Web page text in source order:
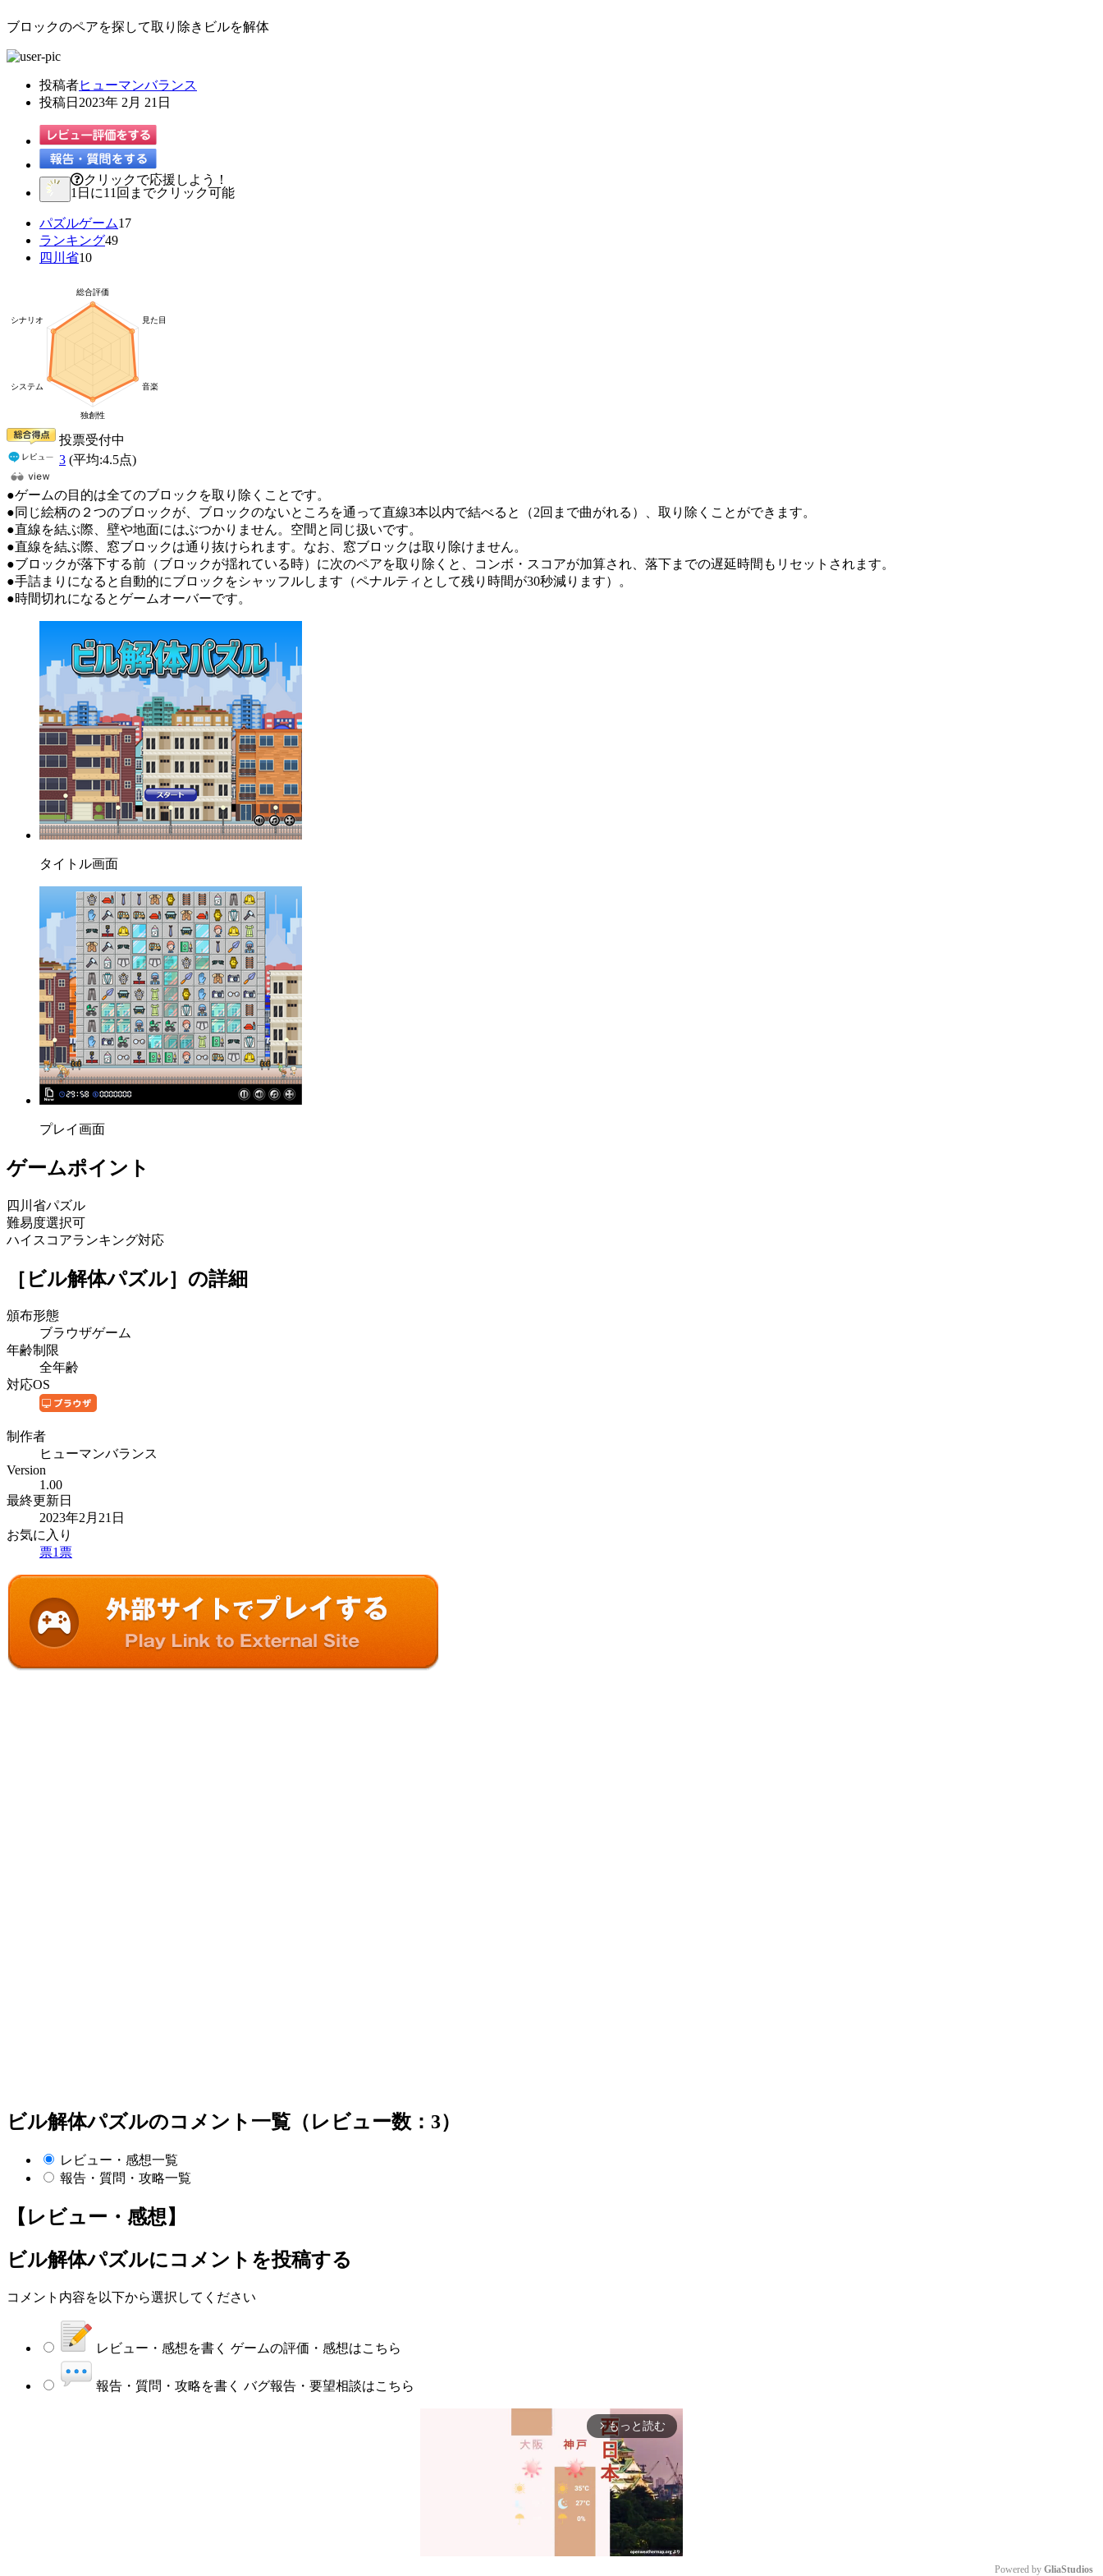
ブロックのペアを探して取り除きビルを解体
投稿者ヒューマンバランス
投稿日 2023年 2月 21日
クリックで応援しよう！
1日に11回までクリック可能
パズルゲーム17
ランキング49
四川省10
投票受付中
3 (平均:4.5点)
●ゲームの目的は全てのブロックを取り除くことです。
●同じ絵柄の２つのブロックが、ブロックのないところを通って直線3本以内で結べると（2回まで曲がれる）、取り除くことができます。
●直線を結ぶ際、壁や地面にはぶつかりません。空間と同じ扱いです。
●直線を結ぶ際、窓ブロックは通り抜けられます。なお、窓ブロックは取り除けません。
●ブロックが落下する前（ブロックが揺れている時）に次のペアを取り除くと、コンボ・スコアが加算され、落下までの遅延時間もリセットされます。
●手詰まりになると自動的にブロックをシャッフルします（ペナルティとして残り時間が30秒減ります）。
●時間切れになるとゲームオーバーです。
タイトル画面
プレイ画面
ゲームポイント
四川省パズル
難易度選択可
ハイスコアランキング対応
［ビル解体パズル］ の詳細
頒布形態
ブラウザゲーム
年齢制限
全年齢
対応OS
制作者
ヒューマンバランス
Version
1.00
最終更新日
2023年2月21日
お気に入り
票1票
ビル解体パズルのコメント一覧（レビュー数：3）
レビュー・感想一覧
報告・質問・攻略一覧
【レビュー・感想】
ビル解体パズルにコメントを投稿する
コメント内容を以下から選択してください
レビュー・感想を書く ゲームの評価・感想はこちら
報告・質問・攻略を書く バグ報告・要望相談はこちら
arrow_forward_ios もっと読む
Powered by GliaStudios